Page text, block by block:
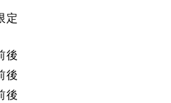
定
後
後
後